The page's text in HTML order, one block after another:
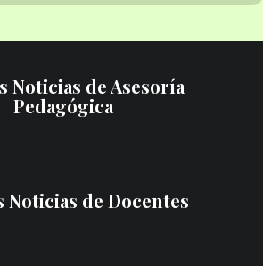
Noticias de Asesoría
Pedagógica
Noticias de Docentes